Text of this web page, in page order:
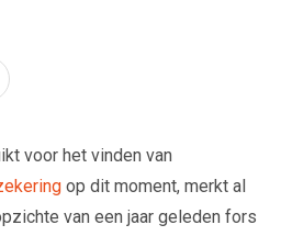
voor het vinden van
op dit moment, merkt al
van een jaar geleden fors